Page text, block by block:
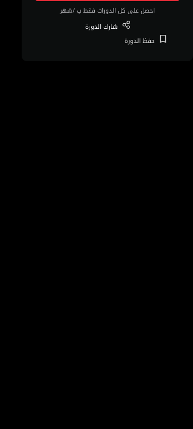
احصل على كل الدورات فقط ب /شهر
شاركالدورة
حفظالدورة